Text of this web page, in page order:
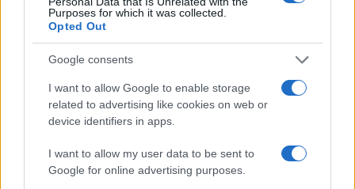
Purposes for which it was collected.
Opted Out
Google consents
I want to allow Google to enable storage
related to advertising like cookies on web or
device identifiers in apps.
I want to allow my user data to be sent to
Google for online advertising purposes.
I nostri cari